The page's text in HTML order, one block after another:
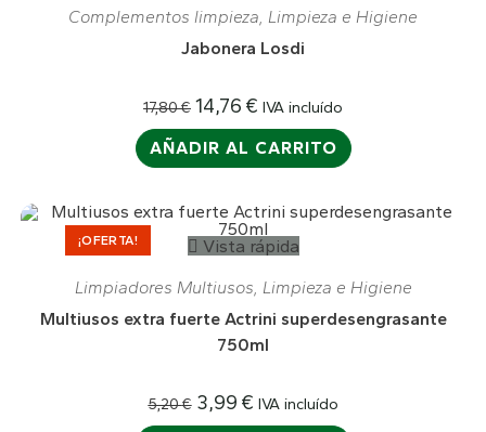
Complementos limpieza, Limpieza e Higiene
Jabonera Losdi
17,80€ 14,76 € IVA incluído
AÑADIR AL CARRITO
¡OFERTA!
Vista rápida
Limpiadores Multiusos Limpieza e Higiene
Multiusos extra fuerte Actrini superdesengrasante
750ml
5,20€ 3,99 € IVA incluído